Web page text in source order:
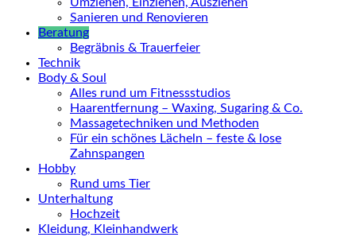
Sanieren und Renovieren
Beratung
Begräbnis & Trauerfeier
Technik
Body & Soul
Alles rund um Fitnessstudios
Haarentfernung – Waxing, Sugaring & Co.
Massagetechniken und Methoden
Für ein schönes Lächeln – feste & lose
Zahnspangen
Hobby
Rund ums Tier
Unterhaltung
Hochzeit
Kleidung, Kleinhandwerk